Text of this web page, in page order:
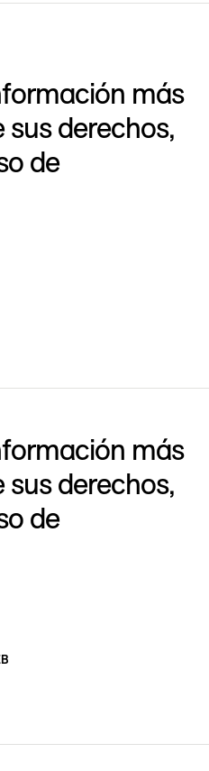
más
derechos,
de
más
derechos,
de